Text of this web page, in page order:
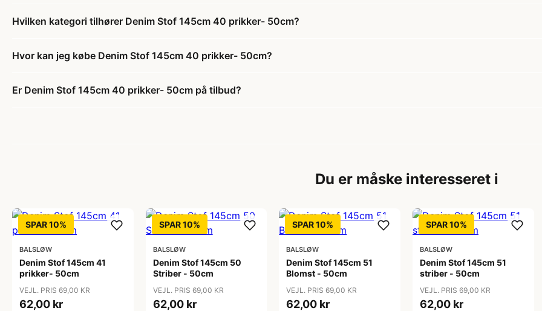
Hvilken kategori tilhører Denim Stof 145cm 40 prikker- 50cm?
Hvor kan jeg købe Denim Stof 145cm 40 prikker- 50cm?
Er Denim Stof 145cm 40 prikker- 50cm på tilbud?
Du er måske interesseret i
SPAR 10%
BALSLØW
Denim Stof 145cm 41
prikker- 50cm
VEJL. PRIS 69,00 KR
62,00 kr
SPAR 10%
BALSLØW
Denim Stof 145cm 50
Striber - 50cm
VEJL. PRIS 69,00 KR
62,00 kr
SPAR 10%
BALSLØW
Denim Stof 145cm 51
Blomst - 50cm
VEJL. PRIS 69,00 KR
62,00 kr
SPAR 10%
BALSLØW
Denim Stof 145cm 51
striber - 50cm
VEJL. PRIS 69,00 KR
62,00 kr